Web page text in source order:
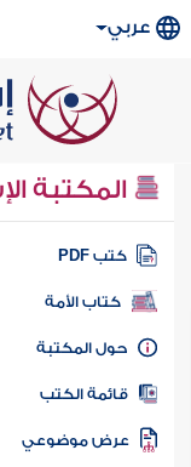
عربي
المكتبة
كتب PDF
كتاب الأمة
المكتبة
الكتب